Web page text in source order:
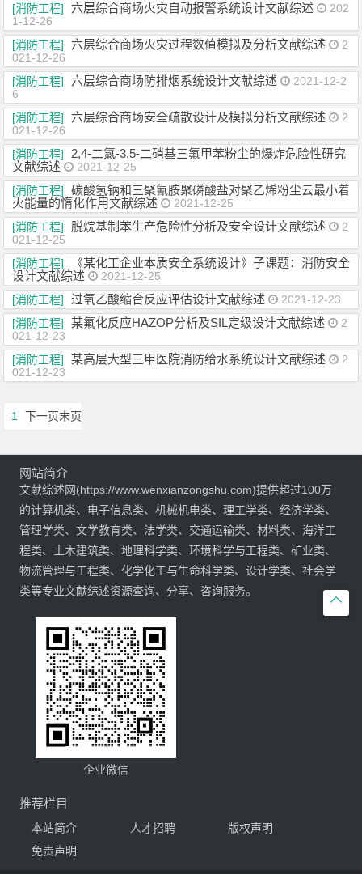
[消防工程]
六层综合商场火灾自动报警系统设计文献综述
202
1-12-26
[消防工程]
六层综合商场火灾过程数值模拟及分析文献综述
2
021-12-26
[消防工程]
六层综合商场防排烟系统设计文献综述
2021-12-2
6
[消防工程]
六层综合商场安全疏散设计及模拟分析文献综述
2
021-12-26
[消防工程]
2,4-二氯-3,5-二硝基三氟甲苯粉尘的爆炸危险性研究
文献综述
2021-12-25
[消防工程]
碳酸氢钠和三聚氰胺聚磷酸盐对聚乙烯粉尘云最小着
火能量的惰化作用文献综述
2021-12-25
[消防工程]
脱烷基制苯生产危险性分析及安全设计文献综述
2
021-12-25
[消防工程]
《某化工企业本质安全系统设计》子课题：消防安全
设计文献综述
2021-12-25
[消防工程]
过氧乙酸缩合反应评估设计文献综述
2021-12-23
[消防工程]
某氟化反应HAZOP分析及SIL定级设计文献综述
2
021-12-23
[消防工程]
某高层大型三甲医院消防给水系统设计文献综述
2
021-12-23
1 下一页末页

网站简介
文献综述网(https://www.wenxianzongshu.com)提供超过100万
的计算机类、电子信息类、机械机电类、理工学类、经济学类、
管理学类、文学教育类、法学类、交通运输类、材料类、海洋工
程类、土木建筑类、地理科学类、环境科学与工程类、矿业类、
物流管理与工程类、化学化工与生命科学类、设计学类、社会学
类等专业文献综述资源查询、分享、咨询服务。
企业微信
推荐栏目
本站简介 人才招聘
版权声明
免责声明